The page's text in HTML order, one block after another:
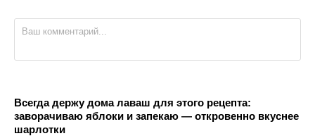
Всегда держу дома лаваш для этого рецепта:
заворачиваю яблоки и запекаю — откровенно вкуснее
шарлотки